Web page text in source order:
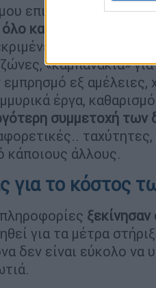
επισημαίνουν πως η
και που εμφανείς.
κινήσεις
«καμπανάκια»
εξ αμέλειες,
έργα,
συμμετοχή των
κάποιους άλλους.
για το κόστος
για τα μέτρα
δεν είναι εύκολο